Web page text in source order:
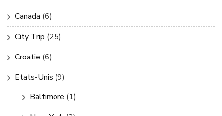
Canada (6)
City Trip (25)
Croatie (6)
Etats-Unis (9)
Baltimore (1)